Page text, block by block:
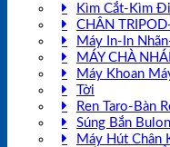
Kìm Cắt-Kìm
CHÂN
Máy In-In
MÁY CHÀ
Máy Khoan
Tời
Ren Taro-Bàn
Súng Bắn
Máy Hút Chân